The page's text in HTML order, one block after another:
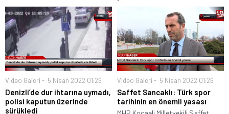
Video Galeri 5 Nisan 2022 01:26
Denizli’de dur ihtarına uymadı,
polisi kaputun üzerinde
sürükledi
Video Galeri 5 Nisan 2022 01:26
Saffet Sancaklı: Türk spor
tarihinin en önemli yasası